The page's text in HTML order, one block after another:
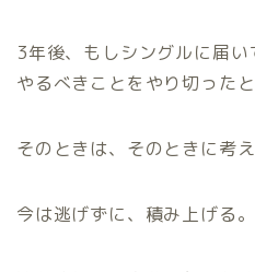
3年後、もしシングルに届い
やるべきことをやり切った
そのときは、そのときに考え
今は逃げずに、積み上げる。